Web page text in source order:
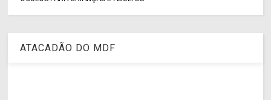
ATACADÃO DO MDF